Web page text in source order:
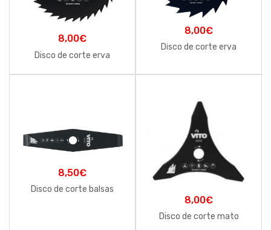
8,00€
Disco de corte erva
8,00€
Disco de corte erva
8,50€
Disco de corte balsas
8,00€
Disco de corte mato